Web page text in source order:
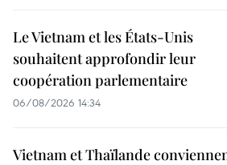
Le Vietnam et les États-Unis
souhaitent approfondir leur
coopération parlementaire
06/08/2026 14:34
Vietnam et Thaïlande